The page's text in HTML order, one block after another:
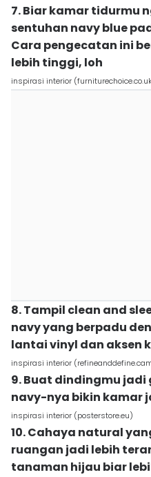
7. Biar kamar tidurmu
sentuhan navy blue
Cara pengecatan ini
lebih tinggi, loh
inspirasi interior
8. Tampil clean and
navy yang berpadu
lantai vinyl dan aksen
inspirasi interior
9. Buat dindingmu jadi
navy-nya bikin kamar
inspirasi interior (posterstore.eu)
10. Cahaya natural
ruangan jadi lebih
tanaman hijau biar